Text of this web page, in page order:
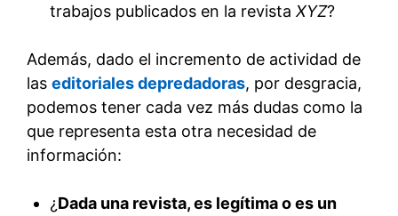
trabajos publicados en la revista XYZ?
Además, dado el incremento de actividad de
las editoriales depredadoras, por desgracia,
podemos tener cada vez más dudas como la
que representa esta otra necesidad de
información:
¿Dada una revista, es legítima o es un